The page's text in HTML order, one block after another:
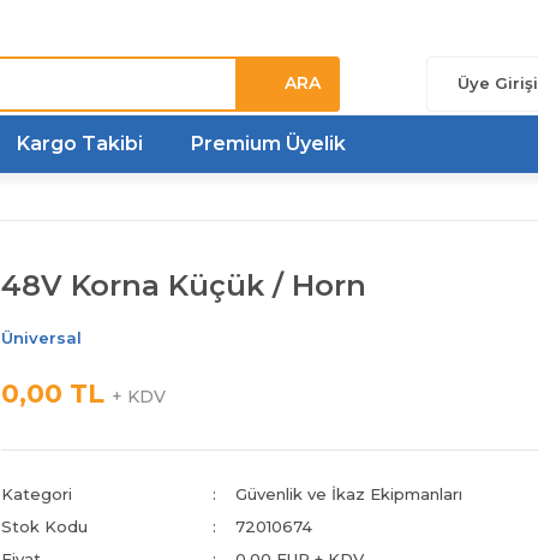
ARA Üye Girişi
Kargo Takibi Premium Üyelik
48V Korna Küçük / Horn
Üniversal
0,00 TL + KDV
Kategori
Güvenlik ve İkaz Ekipmanları
Stok Kodu
72010674